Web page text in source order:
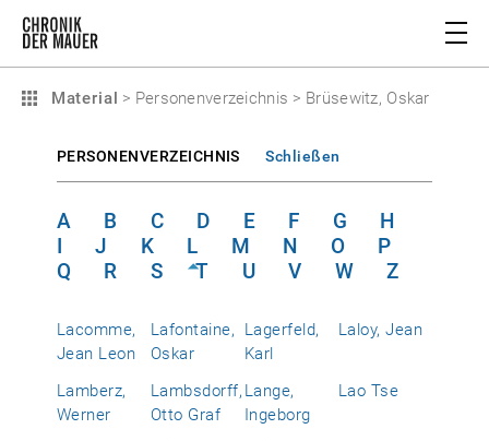
Material > Personenverzeichnis > Brüsewitz, Oskar
PERSONENVERZEICHNIS Schließen
A B C D E F G
H
I
J K L M N O
P
Q
R S T U V W Z
Lacomme,
Jean Leon
Lafontaine,
Oskar
Lagerfeld,
Karl
Laloy, Jean
Lamberz,
Werner
Lambsdorff,
Otto Graf
Lange,
Ingeborg
Lao Tse